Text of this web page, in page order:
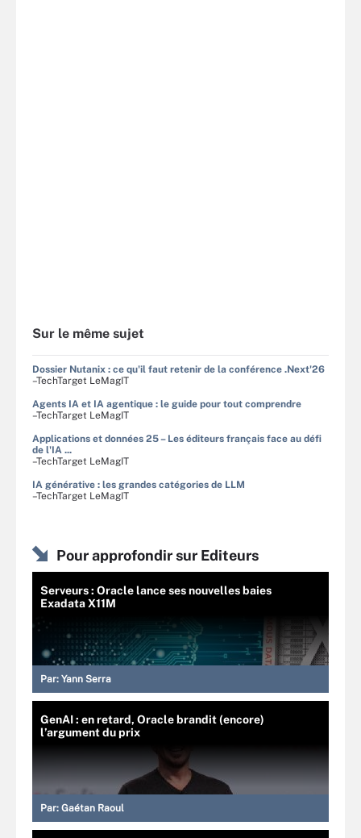
Sur le même sujet
Dossier Nutanix : ce qu'il faut retenir de la conférence .Next'26
–TechTarget LeMagIT
Agents IA et IA agentique : le guide pour tout comprendre
–TechTarget LeMagIT
Applications et données 25 – Les éditeurs français face au défi
de l'IA ...
–TechTarget LeMagIT
IA générative : les grandes catégories de LLM
–TechTarget LeMagIT
Pour approfondir sur Editeurs
Serveurs : Oracle lance ses nouvelles baies
Exadata X11M
Par: Yann Serra
GenAI : en retard, Oracle brandit (encore)
l’argument du prix
Par: Gaétan Raoul